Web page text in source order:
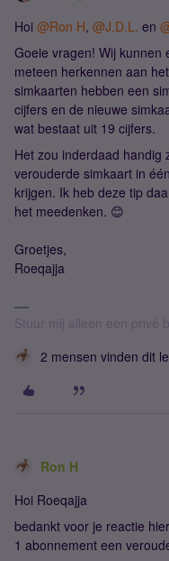
Hoi @Ron H, @J.D.L. en
Goeie vragen! Wij kunnen
meteen herkennen aan
simkaarten hebben een
cijfers en de nieuwe
wat bestaat uit 19 cijfers.
Het zou inderdaad handig
verouderde simkaart in
krijgen. Ik heb deze tip
het meedenken. 😊
Groetjes,
Roeqajja
Stuur mij alleen een privé
2 mensen vinden dit
Ron H
Hoi Roeqajja
bedankt voor je reactie
1 abonnement een